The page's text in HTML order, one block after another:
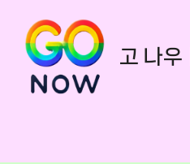
content
고 나우